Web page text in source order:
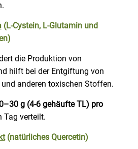
(L-Cystein, L-Glutamin und
die Produktion von
hilft bei der Entgiftung von
und anderen toxischen Stoffen.
g (4-6 gehäufte TL) pro
Tag verteilt.
(natürliches Quercetin)